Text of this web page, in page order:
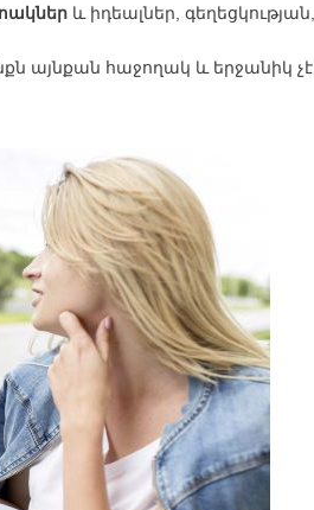
և իդեալներ, գեղեցկության,
այնքան հաջողակ և երջանիկ չէ,